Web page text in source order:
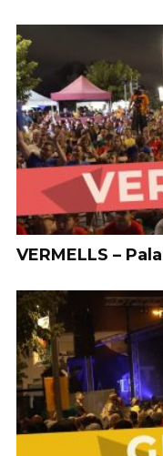
VERMELLS –